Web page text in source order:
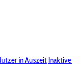
in Auszeit